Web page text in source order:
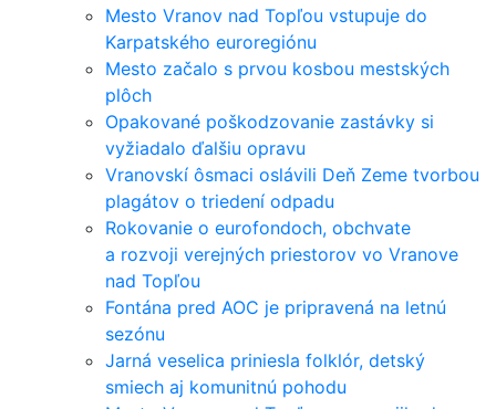
Mesto Vranov nad Topľou vstupuje do
Karpatského euroregiónu
Mesto začalo s prvou kosbou mestských
plôch
Opakované poškodzovanie zastávky si
vyžiadalo ďalšiu opravu
Vranovskí ôsmaci oslávili Deň Zeme tvorbou
plagátov o triedení odpadu
Rokovanie o eurofondoch, obchvate
a rozvoji verejných priestorov vo Vranove
nad Topľou
Fontána pred AOC je pripravená na letnú
sezónu
Jarná veselica priniesla folklór, detský
smiech aj komunitnú pohodu